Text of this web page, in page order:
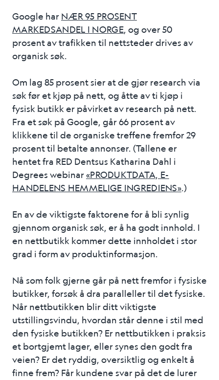
Google har NÆR 95 PROSENT
MARKEDSANDEL I NORGE, og over 50
prosent av trafikken til nettsteder drives av
organisk søk.
Om lag 85 prosent sier at de gjør research via
søk før et kjøp på nett, og åtte av ti kjøp i
fysisk butikk er påvirket av research på nett.
Fra et søk på Google, går 66 prosent av
klikkene til de organiske treffene fremfor 29
prosent til betalte annonser. (Tallene er
hentet fra RED Dentsus Katharina Dahl i
Degrees webinar«PRODUKTDATA, E-
HANDELENS HEMMELIGE INGREDIENS».)
En av de viktigste faktorene for å bli synlig
gjennom organisk søk, er å ha godt innhold. I
en nettbutikk kommer dette innholdet i stor
grad i form av produktinformasjon.
Nå som folk gjerne går på nett fremfor i fysiske
butikker, forsøk å dra paralleller til det fysiske.
Når nettbutikken blir ditt viktigste
utstillingsvindu, hvordan står denne i stil med
den fysiske butikken? Er nettbutikken i praksis
et bortgjemt lager, eller synes den godt fra
veien? Er det ryddig, oversiktlig og enkelt å
finne frem? Får kundene svar på det de lurer